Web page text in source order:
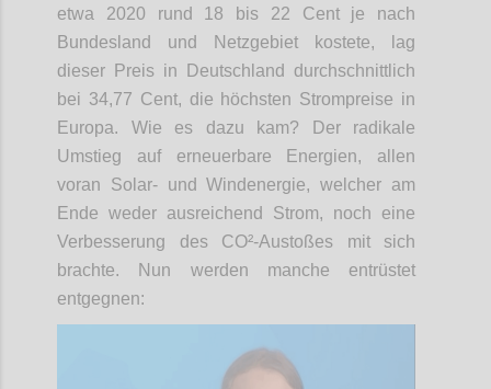
etwa 2020 rund 18 bis 22 Cent je nach
Bundesland und Netzgebiet kostete, lag
dieser Preis in Deutschland durchschnittlich
bei 34,77 Cent, die höchsten Strompreise in
Europa. Wie es dazu kam? Der radikale
Umstieg auf erneuerbare Energien, allen
voran Solar- und Windenergie, welcher am
Ende weder ausreichend Strom, noch eine
Verbesserung des CO²-Austoßes mit sich
brachte. Nun werden manche entrüstet
entgegnen: